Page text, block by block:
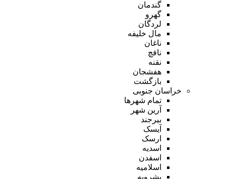
گندمان
گهرو
لردگان
مال خلیفه
ناغان
نافچ
نقنه
هفشجان
بازگشت
خراسان جنوبی
تمام شهر‌ها
آرین شهر
بیرجند
آیسک
ارسک
اسدیه
اسفدن
اسلامیه
بشرویه